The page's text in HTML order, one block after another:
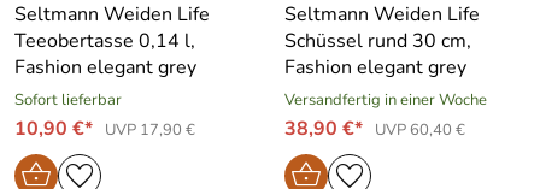
Seltmann Weiden Life
Teeobertasse 0,14 l,
Fashion elegant grey
Sofort lieferbar
10,90 €* UVP 17,90 €
Seltmann Weiden Life
Schüssel rund 30 cm,
Fashion elegant grey
Versandfertig in einer Woche
38,90 €* UVP 60,40 €